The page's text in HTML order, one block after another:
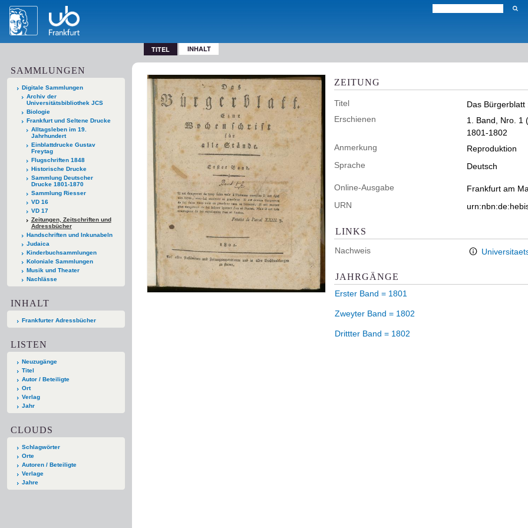
TITEL INHALT
SAMMLUNGEN
Digitale Sammlungen
Archiv der
Universitätsbibliothek JCS
Biologie
Frankfurt und Seltene Drucke
Alltagsleben im 19.
Jahrhundert
Einblattdrucke Gustav
Freytag
Flugschriften 1848
Historische Drucke
Sammlung Deutscher
Drucke 1801-1870
Sammlung Riesser
VD 16
VD 17
Zeitungen, Zeitschriften und
Adressbücher
Handschriften und Inkunabeln
Judaica
Kinderbuchsammlungen
Koloniale Sammlungen
Musik und Theater
Nachlässe
INHALT
Frankfurter Adressbücher
LISTEN
Neuzugänge
Titel
Autor / Beteiligte
Ort
Verlag
Jahr
CLOUDS
Schlagwörter
Orte
Autoren / Beteiligte
Verlage
Jahre
ZEITUNG
Titel Das Bürgerblatt
Erschienen
1. Band, Nro. 1
1801-1802
Anmerkung
Reproduktion
Sprache
Deutsch
Online-Ausgabe
Frankfurt am
URN
LINKS
Nachweis
JAHRGÄNGE
Erster Band = 1801
Zweyter Band = 1802
Drittter Band = 1802